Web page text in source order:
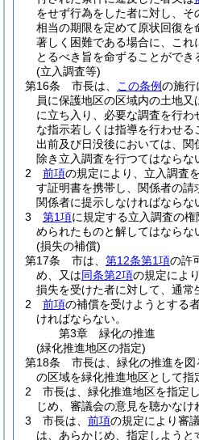
をせず行為をした者に対し、
相当の期限を定めて原状回復
著しく困難である場合に、これ
とるべき旨を命ずることができ
(立入調査等)
第16条
市長は、 この条例の施行
員に保護地区の区域内の土地
に立ち入り、必要な調査を行
な指示若しくは指導を行わせる
出前及び日没後においては、関
除き立入調査を行つてはならな
2
前項の規定により、立入調査
す証明書を携帯し、関係者の請
関係者に提示しなければならな
3
第1項に規定する立入調査の
められたものと解してはならな
(損失の補償)
第17条
市は、 第12条第1項の許
め、又は同条第2項の規定によ
損失を受けた者に対して、通常
2
前項の補償を受けようとする
ければならない。
第3章
緑化の推進
(緑化推進地区の指定)
第18条
市長は、緑化の推進を
の区域を緑化推進地区として指
2
市長は、緑化推進地区を指定
じめ、審議会の意見を聴かなけ
3
市長は、 前項の規定により審
は、あらかじめ、指定しよう